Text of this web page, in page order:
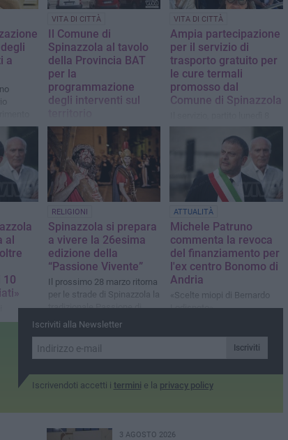
a
il
VITA DI CITTÀ
Il Comune di
Spinazzola al tavolo
della Provincia BAT
per la
programmazione
degli interventi sul
Domani i rappresentanti
istituzionali parteciperanno
all'incontro convocato ad
Andria
VITA DI CITTÀ
Ampia partecipazione
per il servizio di
trasporto gratuito per
le cure termali
promosso dal
Comune di Spinazzola
giugno, proseguirà fino a
sabato 20 giugno
al
10
RELIGIONI
Spinazzola si prepara
a vivere la 26esima
edizione della
“Passione Vivente”
Il prossimo 28 marzo ritorna
per le strade di Spinazzola la
tradizionale Passione di
Cristo
ATTUALITÀ
Michele Patruno
commenta la revoca
del finanziamento per
l'ex centro Bonomo di
Andria
«Scelte miopi di Bernardo
Lodispoto»
Iscriviti alla Newsletter
Iscriviti
Iscrivendoti accetti i termini e la privacy policy
3 AGOSTO 2026